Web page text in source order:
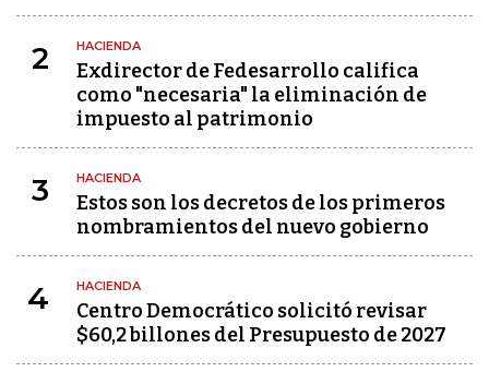
2 HACIENDA
Exdirector de Fedesarrollo califica
como "necesaria" la eliminación de
impuesto al patrimonio
3 HACIENDA
Estos son los decretos de los primeros
nombramientos del nuevo gobierno
4 HACIENDA
Centro Democrático solicitó revisar
$60,2 billones del Presupuesto de 2027